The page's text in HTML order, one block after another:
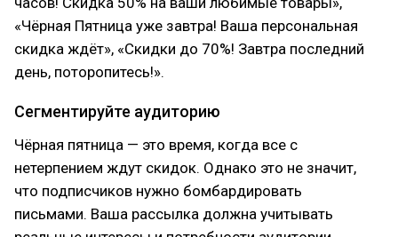
«Чёрная Пятница уже завтра! Ваша персональная
скидка ждёт», «Скидки до 70%! Завтра последний
день, поторопитесь!».
Сегментируйте аудиторию
Чёрная пятница — это время, когда все с
нетерпением ждут скидок. Однако это не значит,
что подписчиков нужно бомбардировать
письмами. Ваша рассылка должна учитывать